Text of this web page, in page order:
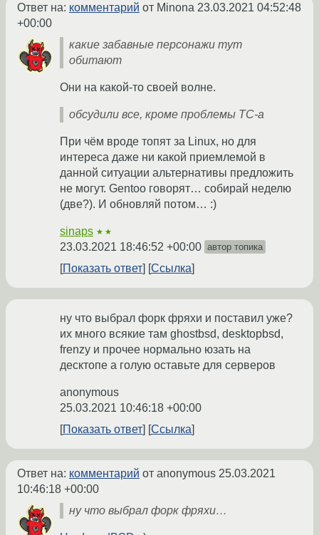
Ответ на: комментарий от Minona 23.03.2021 04:52:48
+00:00
какие забавные персонажи тут
обитают
Они на какой-то своей волне.
обсудили все, кроме проблемы ТС-а
При чём вроде топят за Linux, но для
интереса даже ни какой приемлемой в
данной ситуации альтернативы предложить
не могут. Gentoo говорят… собирай неделю
(две?). И обновляй потом… :)
sinaps ★★
23.03.2021 18:46:52 +00:00 автор топика
Показать ответ Ссылка
ну что выбрал форк фряхи и поставил уже?
их много всякие там ghostbsd, desktopbsd,
frenzy и прочее нормально юзать на
десктопе а голую оставьте для серверов
anonymous
25.03.2021 10:46:18 +00:00
Показать ответ
Ссылка
Ответ на: комментарий от anonymous 25.03.2021
10:46:18 +00:00
ну что выбрал форк фряхи…